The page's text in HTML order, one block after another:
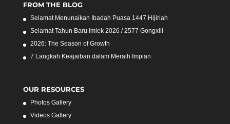
FROM THE BLOG
Selamat Menunaikan Ibadah Puasa 1447 Hijiriah
Selamat Tahun Baru Imlek 2026 / 2577 Gongxili
2026: The Season of Growth
7 Langkah Keajaiban dalam Meraih Impian
OUR RESOURCES
Photos Gallery
Videos Gallery